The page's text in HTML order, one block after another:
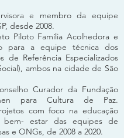
e membro da equipe
desde 2008.
Piloto Família Acolhedora e
para a equipe técnica dos
de Referência Especializados
ambos na cidade de São
Curador da Fundação
para Cultura de Paz.
com foco na educação
estar das equipes de
e ONGs, de 2008 a 2020.